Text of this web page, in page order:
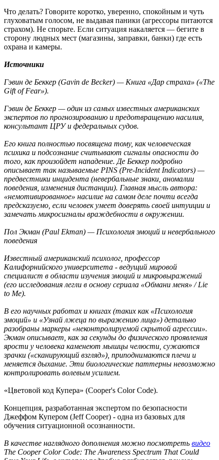
Что делать? Говорите коротко, уверенно, спокойным и чуть
глуховатым голосом, не выдавая паники (агрессоры питаются
страхом). Не спорьте. Если ситуация накаляется — бегите в
сторону людных мест (магазины, заправки, банки) где есть
охрана и камеры.
Источники
Гэвин де Беккер (Gavin de Becker) — Книга «Дар страха» («The
Gift of Fear»).
Гэвин де Беккер — один из самых известных американских
экспертов по прогнозированию и предотвращению насилия,
консультант ЦРУ и федеральных судов.
Его книга полностью посвящена тому, как человеческая
психика и подсознание считывают сигналы опасности до
того, как произойдет нападение. Де Беккер подробно
описывает так называемые PINS (Pre-Incident Indicators) —
предвестники инцидента (невербальные знаки, аномалии
поведения, изменения дистанции). Главная мысль автора:
«немотивированное» насилие на самом деле почти всегда
предсказуемо, если человек умеет доверять своей интуиции и
замечать микросигналы враждебности в окружении.
Пол Экман (Paul Ekman) — Психология эмоций и невербального
поведения
Известный американский психолог, профессор
Калифорнийского университета - ведущий мировой
специалист в области изучения эмоций и микровыражений
(его исследования легли в основу сериала «Обмани меня» / Lie
to Me).
В его научных работах и книгах (таких как «Психология
эмоций» и «Узнай лжеца по выражению лица») детально
разобраны маркеры «неконтролируемой скрытой агрессии».
Экман описывает, как за секунды до физического проявления
ярости у человека каменеют мышцы челюсти, сужаются
зрачки («сканирующий взгляд»), приподнимаются плечи и
меняется дыхание. Эти биологические паттерны невозможно
контролировать волевым усилием.
«Цветовой код Купера» (Cooper's Color Code).
Концепция, разработанная экспертом по безопасности
Джеффом Купером (Jeff Cooper) - одна из базовых для
обучения ситуационной осознанности.
В качестве наглядного дополнения можно посмотреть видео
The Cooper Color Code: The Awareness Spectrum That Could